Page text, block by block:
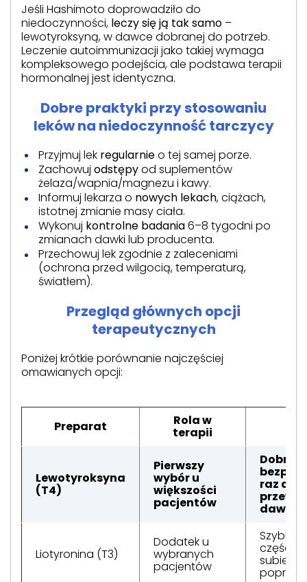
Jeśli Hashimoto doprowadziło do
niedoczynności, leczy się ją tak samo –
lewotyroksyną, w dawce dobranej do potrzeb.
Leczenie autoimmunizacji jako takiej wymaga
kompleksowego podejścia, ale podstawa terapii
hormonalnej jest identyczna.
Dobre praktyki przy stosowaniu
leków na niedoczynność tarczycy
Przyjmuj lek regularnieo tej samej porze.
Zachowuj odstępyod suplementów
żelaza/wapnia/magnezu i kawy.
Informuj lekarza o nowych lekach, ciążach,
istotnej zmianie masy ciała.
Wykonuj kontrolne badania6–8 tygodni po
zmianach dawki lub producenta.
Przechowuj lek zgodnie z zaleceniami
(ochrona przed wilgocią, temperaturą,
światłem).
Przegląd głównych opcji
terapeutycznych
Poniżej krótkie porównanie najczęściej
omawianych opcji:
Preparat Rola w
terapii
Lewotyroksyna
(T4)
Pierwszy
wybór u
większości
pacjentów
Dobre
raz
Liotyronina (T3)
Dodatek u
wybranych
pacjentów
Szybki
części